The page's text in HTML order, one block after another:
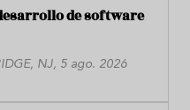
de software
NJ, 5 ago. 2026